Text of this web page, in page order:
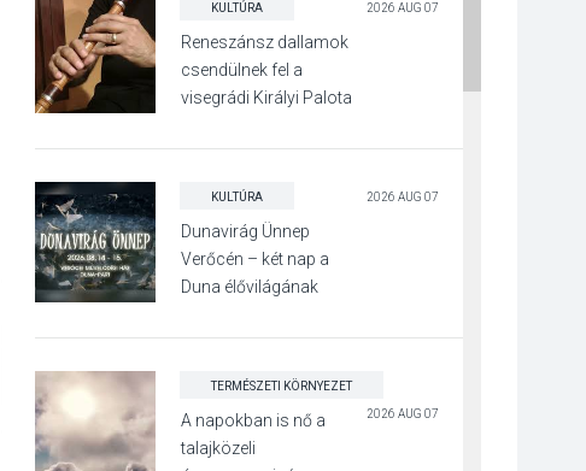
KULTÚRA 2026 AUG 07
Reneszánsz dallamok
csendülnek fel a
visegrádi Királyi Palota
KULTÚRA 2026 AUG 07
Dunavirág Ünnep
Verőcén – két nap a
Duna élővilágának
TERMÉSZETI KÖRNYEZET
2026 AUG 07
A napokban is nő a
talajközeli